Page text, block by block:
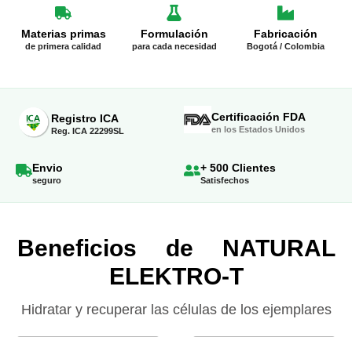
Materias primas
de primera calidad
Formulación
para cada necesidad
Fabricación
Bogotá / Colombia
Registro ICA
Reg. ICA 22299SL
Certificación FDA
en los Estados Unidos
Envio
seguro
+ 500 Clientes
Satisfechos
Beneficios de NATURAL
ELEKTRO-T
Hidratar y recuperar las células de los ejemplares